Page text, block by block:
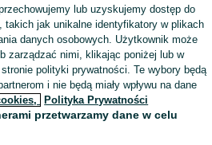
Kup
lub uzyskujemy dostęp do
takich jak unikalne identyfikatory w plikach
danych osobowych. Użytkownik może
zarządzać nimi, klikając poniżej lub w
polityki prywatności. Te wybory będą
i nie będą miały wpływu na dane
Polityka Prywatności
przetwarzamy dane w celu